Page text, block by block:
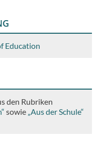
Education
den Rubriken
sowie „Aus der Schule“